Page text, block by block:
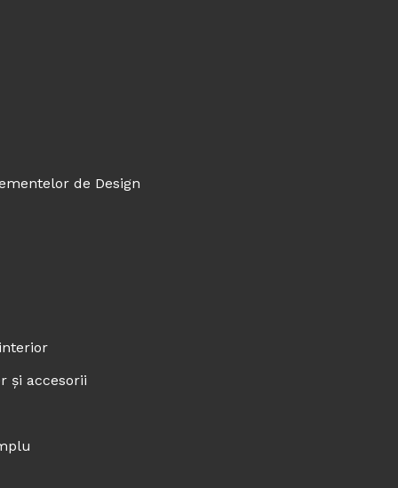
de Design
și accesorii